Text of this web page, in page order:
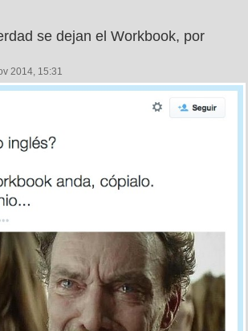
se dejan el Workbook, por
2014, 15:31